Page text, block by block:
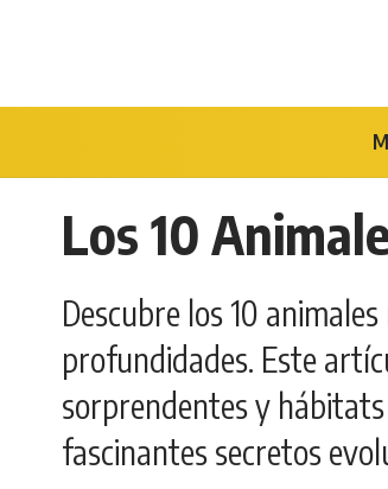
Los 10
Descubre los 10
profundidades. Este
sorprendentes y
fascinantes secretos